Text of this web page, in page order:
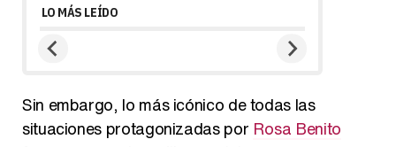
LO MÁS LEÍDO
Sin embargo, lo más icónico de todas las
situaciones protagonizadas por Rosa Benito